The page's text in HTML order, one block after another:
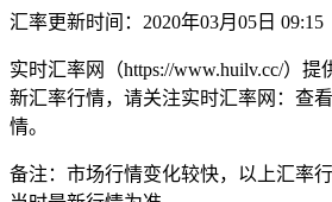
汇率更新时间：2020年03月05日 09:15
实时汇率网（https://www.huilv.cc/）
新汇率行情，请关注实时汇率网：查
情。
备注：市场行情变化较快，以上汇率